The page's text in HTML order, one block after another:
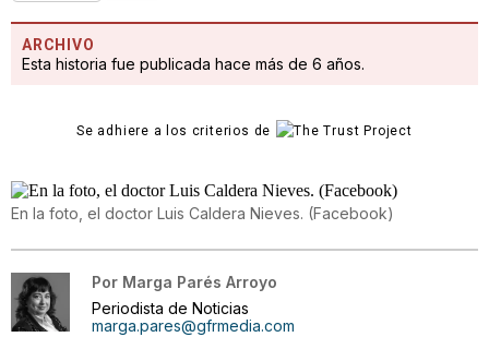
ARCHIVO
Esta historia fue publicada hace más de 6 años.
Se adhiere a los criterios de
En la foto, el doctor Luis Caldera Nieves. (Facebook)
Por Marga Parés Arroyo
Periodista de Noticias
marga.pares@gfrmedia.com